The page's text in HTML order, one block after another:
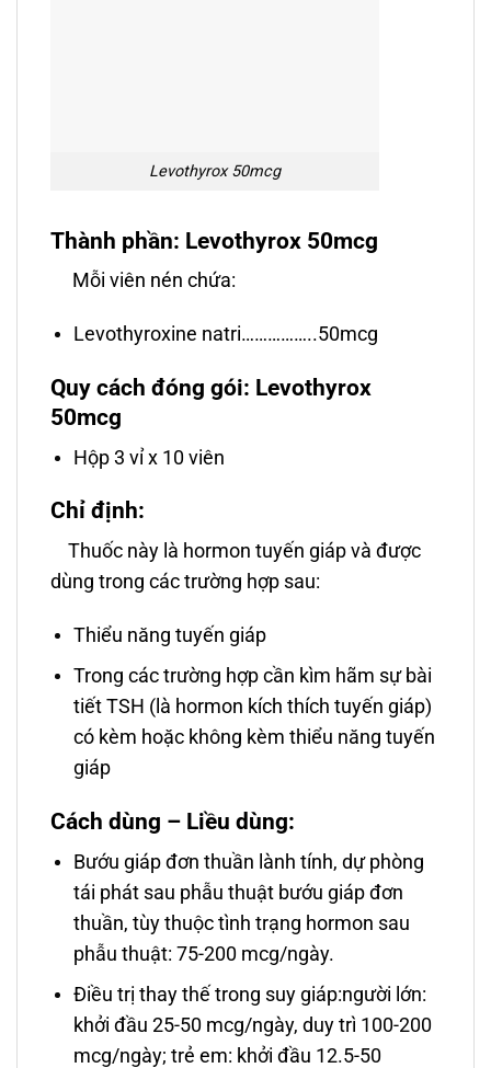
Levothyrox 50mcg
Thành phần: Levothyrox 50mcg
Mỗi viên nén chứa:
Levothyroxine natri……………..50mcg
Quy cách đóng gói: Levothyrox
50mcg
Hộp 3 vỉ x 10 viên
Chỉ định:
Thuốc này là hormon tuyến giáp và được
dùng trong các trường hợp sau:
Thiểu năng tuyến giáp
Trong các trường hợp cần kìm hãm sự bài
tiết TSH (là hormon kích thích tuyến giáp)
có kèm hoặc không kèm thiểu năng tuyến
giáp
Cách dùng – Liều dùng:
Bướu giáp đơn thuần lành tính, dự phòng
tái phát sau phẫu thuật bướu giáp đơn
thuần, tùy thuộc tình trạng hormon sau
phẫu thuật: 75-200 mcg/ngày.
Điều trị thay thế trong suy giáp:người lớn:
khởi đầu 25-50 mcg/ngày, duy trì 100-200
mcg/ngày; trẻ em: khởi đầu 12.5-50